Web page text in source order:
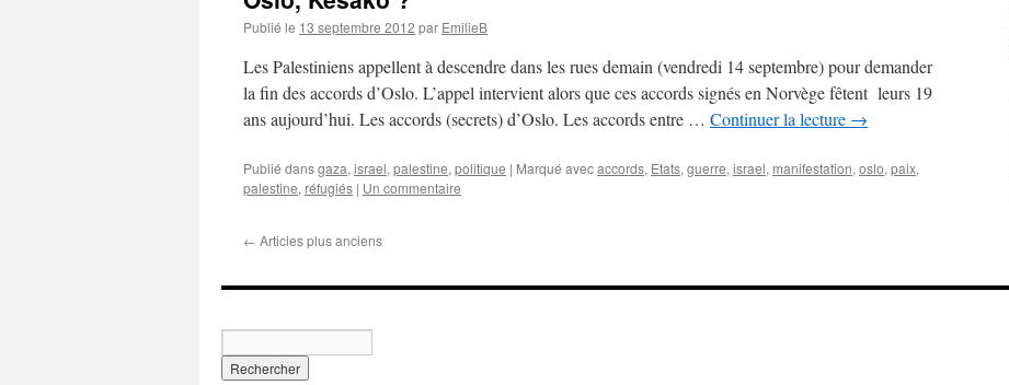
Publié le 13 septembre 2012 par EmilieB
Les Palestiniens appellent à descendre dans les rues demain (vendredi 14 septembre) pour demander
la fin des accords d’Oslo. L’appel intervient alors que ces accords signés en Norvège fêtent leurs 19
ans aujourd’hui. Les accords (secrets) d’Oslo. Les accords entre … Continuer la lecture →
Publié dansgaza, israel, palestine, politique | Marqué avecaccords, Etats, guerre, israel, manifestation, oslo, paix,
palestine, réfugiés | Un commentaire
← Articles plus anciens